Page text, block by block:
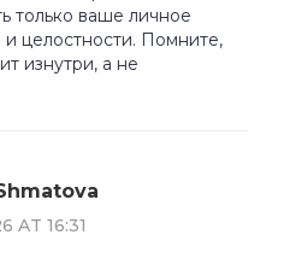
только ваше личное
целостности. Помните,
изнутри, а не
AT 16:31